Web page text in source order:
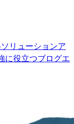
リューションア
に役立つブログエ